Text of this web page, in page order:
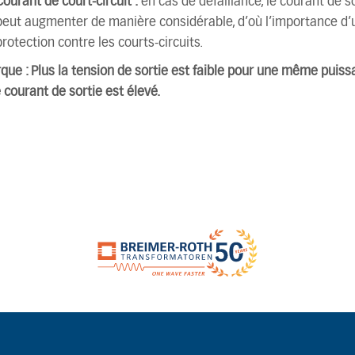
augmenter de manière considérable, d’où l’importance
contre les courts-circuits.
: Plus la tension de sortie est faible pour une même
courant de sortie est élevé.